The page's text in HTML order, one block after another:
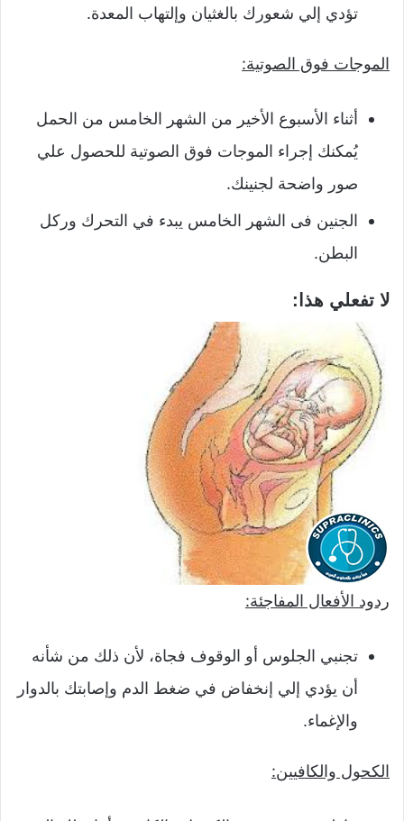
تؤدي إلي شعورك بالغثيان وإلتهاب المعدة.
الموجات فوق الصوتية:
أثناء الأسبوع الأخير من الشهر الخامس من الحمل
يُمكنك إجراء الموجات فوق الصوتية للحصول علي
صور واضحة لجنينك.
الجنين فى الشهر الخامس يبدء في التحرك وركل
البطن.
لا تفعلي هذا:
ردود الأفعال المفاجئة:
تجنبي الجلوس أو الوقوف فجاة، لأن ذلك من شأنه
أن يؤدي إلي إنخفاض في ضغط الدم وإصابتك بالدوار
والإغماء.
الكحول والكافيين: